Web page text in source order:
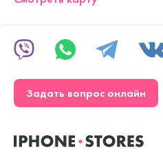
Задать вопрос онлайн